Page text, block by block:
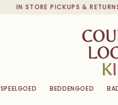
IN STORE PICKUPS & RETURNS
SPEELGOED BEDDENGOED